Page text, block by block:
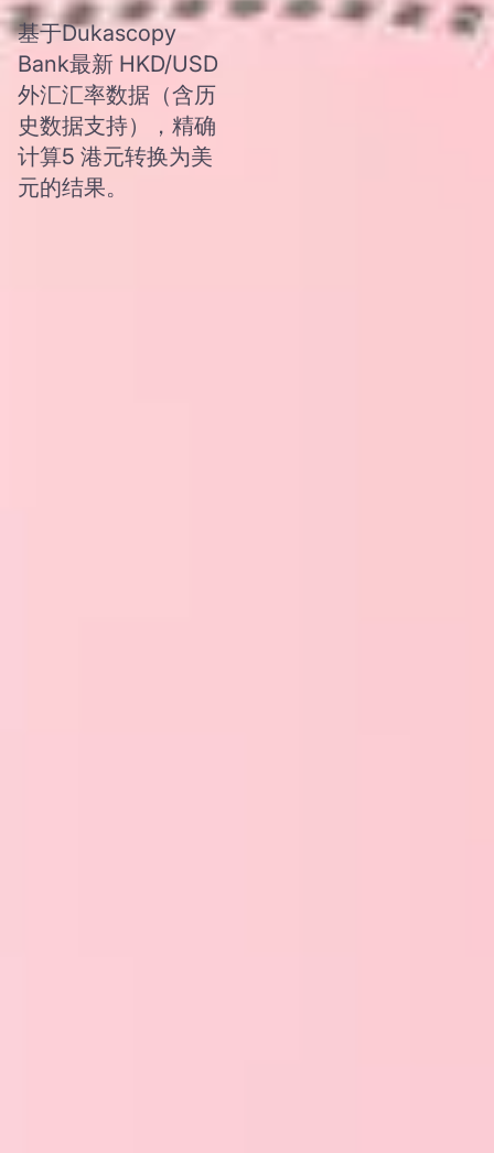
基于Dukascopy
Bank最新 HKD/USD
外汇汇率数据（含历
史数据支持），精确
计算5 港元转换为美
元的结果。